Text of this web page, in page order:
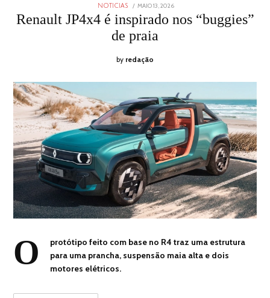
NOTICIAS
POSTED
ON
MAIO 13, 2026MAIO
2026
Renault JP4x4 é inspirado nos “buggies”
de praia
by redação
O
protótipo feito com base no R4 traz uma estrutura
para uma prancha, suspensão maia alta e dois
motores elétricos.